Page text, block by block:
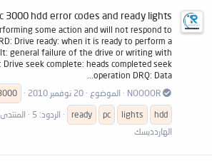
3000 hdd error codes and ready lights
some action and will not respond to
Drive ready: when it is ready to perform a
general failure of the drive or writing with
Drive seek complete: heads completed seek
operation DRQ: Data...
NOOOOR
الموضوع 20 نوفمبر 2010
hdd
lights
pc
ready الردود: 5
الهاردديسك